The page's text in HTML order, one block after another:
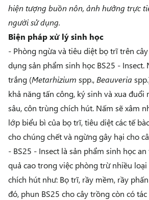
hiện tượng buồn nôn, ảnh hưởng trực
người sử dụng.
Biện pháp xử lý sinh học
- Phòng ngừa và tiêu diệt bọ trĩ trên
dụng sản phẩm sinh học BS25 - Insect.
trắng (Metarhizium spp.,Beauveria
khả năng tấn công, ký sinh và xua đuổi
sâu, côn trùng chích hút. Nấm sẽ xâm
lớp biểu bì của bọ trĩ, tiêu diệt các tế
cho chúng chết và ngừng gây hại cho
- BS25 - Insect là sản phẩm sinh học
quả cao trong việc phòng trừ nhiều
chích hút như: Bọ trĩ, rầy mềm, rầy
đó, phun BS25 cho cây trồng còn có